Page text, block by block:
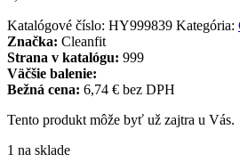
Katalógové číslo: HY999839 Kategória:
Značka: Cleanfit
Strana v katalógu: 999
Väčšie balenie:
Bežná cena: 6,74 € bez DPH
Tento produkt môže byť už zajtra u Vás.
1 na sklade